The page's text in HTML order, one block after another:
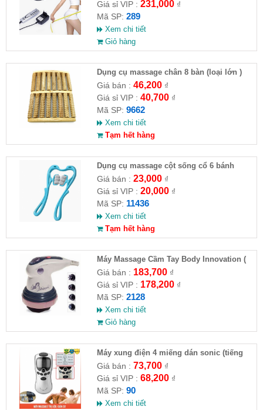
Giá sỉ VIP : 231,000₫
Mã SP: 289
Xem chi tiết
Giỏ hàng
Dụng cụ massage chân 8 bàn (loại lớn )
(HĐ)
Giá bán : 46,200₫
Giá sỉ VIP : 40,700₫
Mã SP: 9662
Xem chi tiết
Tạm hết hàng
Dụng cụ massage cột sống cổ 6 bánh
Giá bán : 23,000₫
Giá sỉ VIP : 20,000₫
Mã SP: 11436
Xem chi tiết
Tạm hết hàng
Máy Massage Cầm Tay Body Innovation (
HĐ )
Giá bán : 183,700₫
Giá sỉ VIP : 178,200₫
Mã SP: 2128
Xem chi tiết
Giỏ hàng
Máy xung điện 4 miếng dán sonic (tiếng
việt) ( HĐ )
Giá bán : 73,700₫
Giá sỉ VIP : 68,200₫
Mã SP: 90
Xem chi tiết